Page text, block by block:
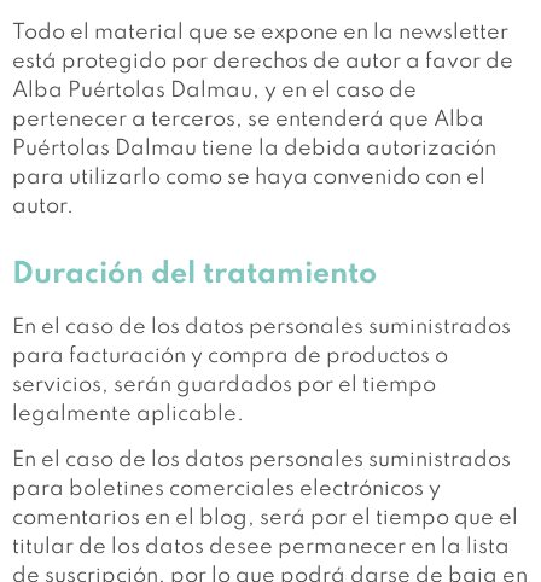
Todo el material que se expone en la newsletter
está protegido por derechos de autor a favor de
Alba Puértolas Dalmau, y en el caso de
pertenecer a terceros, se entenderá que Alba
Puértolas Dalmau tiene la debida autorización
para utilizarlo como se haya convenido con el
autor.
Duración del tratamiento
En el caso de los datos personales suministrados
para facturación y compra de productos o
servicios, serán guardados por el tiempo
legalmente aplicable.
En el caso de los datos personales suministrados
para boletines comerciales electrónicos y
comentarios en el blog, será por el tiempo que el
titular de los datos desee permanecer en la lista
de suscripción, por lo que podrá darse de baja en